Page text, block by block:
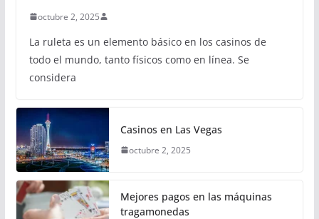
octubre 2, 2025
La ruleta es un elemento básico en los casinos de
todo el mundo, tanto físicos como en línea. Se
considera
Casinos en Las Vegas
octubre 2, 2025
Mejores pagos en las máquinas
tragamonedas